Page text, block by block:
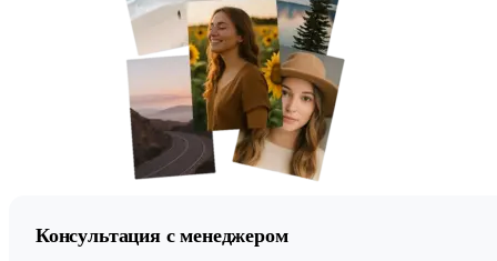
Консультация с менеджером